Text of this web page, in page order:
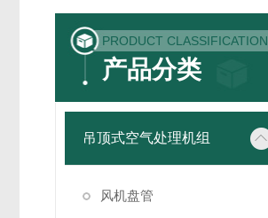
PRODUCT CLASSIFICATION
产品分类
吊顶式空气处理机组
风机盘管